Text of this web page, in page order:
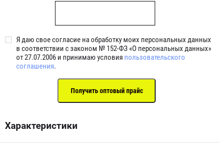
Я даю свое согласие на обработку моих персональных данных
в соответствии с законом № 152-ФЗ «О персональных данных»
от 27.07.2006 и принимаю условия пользовательского
соглашения.
Характеристики